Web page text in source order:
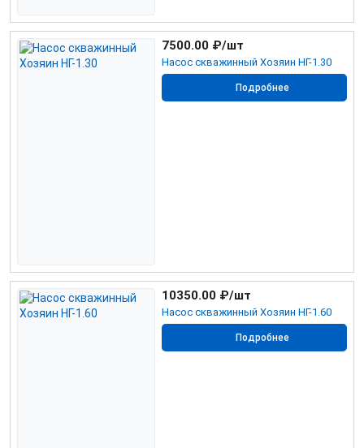
Насос скважинный Хозяин НГ-1.30
7500.00 ₽/шт
Подробнее
Насос скважинный Хозяин НГ-1.60
10350.00 ₽/шт
Подробнее